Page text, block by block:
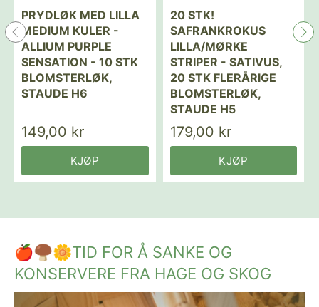
PRYDLØK MED LILLA
MEDIUM KULER -
ALLIUM PURPLE
SENSATION - 10 STK
BLOMSTERLØK,
STAUDE H6
149,00 kr
KJØP
20 STK!
SAFRANKROKUS
LILLA/MØRKE
STRIPER - SATIVUS,
20 STK FLERÅRIGE
BLOMSTERLØK,
STAUDE H5
179,00 kr
KJØP
🍎🍄‍🟫🌼TID FOR Å SANKE OG
KONSERVERE FRA HAGE OG SKOG